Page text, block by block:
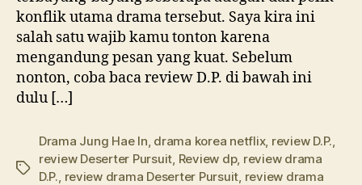
konflik utama drama tersebut. Saya kira ini
salah satu wajib kamu tonton karena
mengandung pesan yang kuat. Sebelum
nonton, coba baca review D.P. di bawah ini
dulu […]
Tags
Drama Jung Hae In drama korea netflix, review D.P.
review Deserter Pursuit Review dp, review drama
D.P. review drama Deserter Pursuit review drama